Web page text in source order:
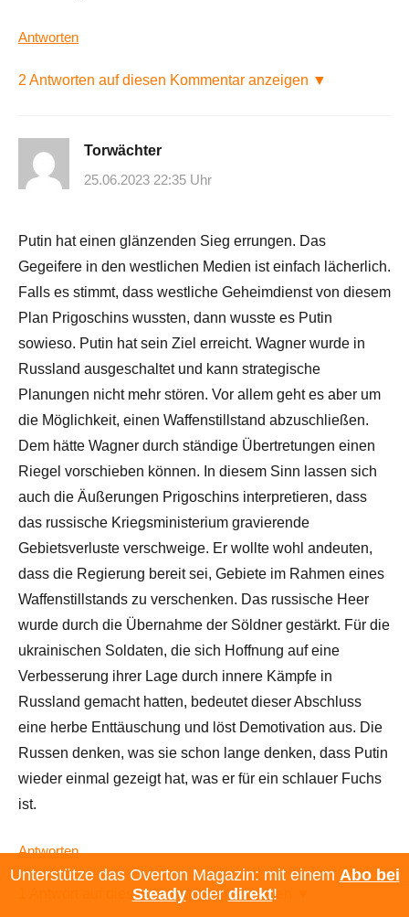
Antworten
2 Antworten auf diesen Kommentar anzeigen ▼
Torwächter
25.06.2023 22:35 Uhr
Putin hat einen glänzenden Sieg errungen. Das
Gegeifere in den westlichen Medien ist einfach lächerlich.
Falls es stimmt, dass westliche Geheimdienst von diesem
Plan Prigoschins wussten, dann wusste es Putin
sowieso. Putin hat sein Ziel erreicht. Wagner wurde in
Russland ausgeschaltet und kann strategische
Planungen nicht mehr stören. Vor allem geht es aber um
die Möglichkeit, einen Waffenstillstand abzuschließen.
Dem hätte Wagner durch ständige Übertretungen einen
Riegel vorschieben können. In diesem Sinn lassen sich
auch die Äußerungen Prigoschins interpretieren, dass
das russische Kriegsministerium gravierende
Gebietsverluste verschweige. Er wollte wohl andeuten,
dass die Regierung bereit sei, Gebiete im Rahmen eines
Waffenstillstands zu verschenken. Das russische Heer
wurde durch die Übernahme der Söldner gestärkt. Für die
ukrainischen Soldaten, die sich Hoffnung auf eine
Verbesserung ihrer Lage durch innere Kämpfe in
Russland gemacht hatten, bedeutet dieser Abschluss
eine herbe Enttäuschung und löst Demotivation aus. Die
Russen denken, was sie schon lange denken, dass Putin
wieder einmal gezeigt hat, was er für ein schlauer Fuchs
ist.
Antworten
1 Antwort auf diesen Kommentar anzeigen ▼
Unterstütze das Overton Magazin: mit einem Abo bei
Steadyoder direkt!